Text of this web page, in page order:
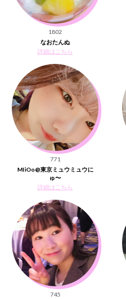
1802
なおたんぬ
詳細はこちら
771
MIiOo@東京ミュウミュウに
ゅ〜
詳細はこちら
745